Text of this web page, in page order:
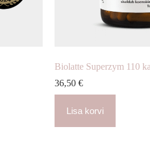
Biolatte Superzym 110
36,50€
Lisa korvi